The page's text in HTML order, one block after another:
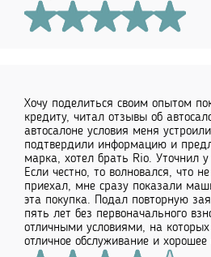
Хочу поделиться своим опытом
кредиту, читал отзывы об
автосалоне условия меня
подтвердили информацию и
марка, хотел брать Rio. Уточнил
Если честно, то волновался, что
приехал, мне сразу показали
эта покупка. Подал повторную
пять лет без первоначального
отличными условиями, на
отличное обслуживание и